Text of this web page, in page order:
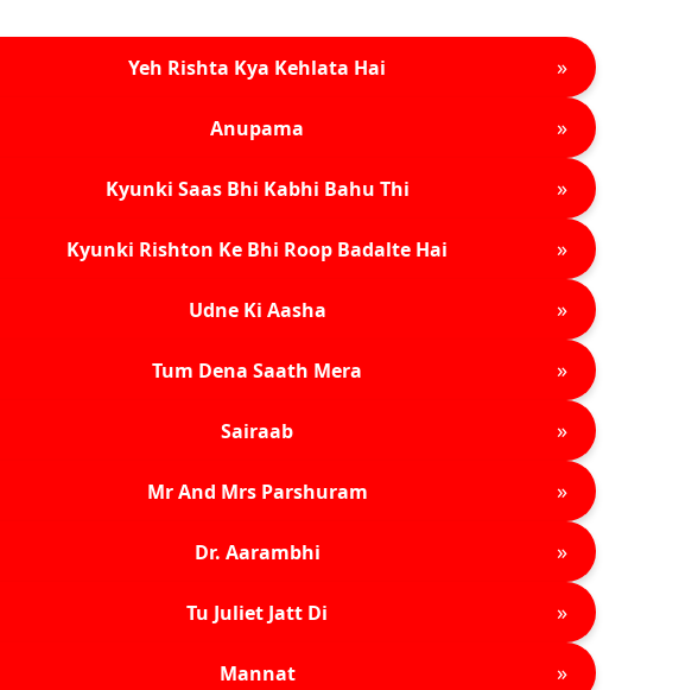
Yeh Rishta Kya Kehlata Hai »
Anupama »
Kyunki Saas Bhi Kabhi Bahu Thi »
Kyunki Rishton Ke Bhi Roop Badalte Hai »
Udne Ki Aasha »
Tum Dena Saath Mera »
Sairaab »
Mr And Mrs Parshuram »
Dr. Aarambhi »
Tu Juliet Jatt Di »
Mannat »